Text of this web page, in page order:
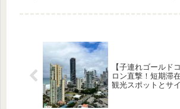
【子連れゴールド
ロン直撃！短期滞
観光スポットとサ